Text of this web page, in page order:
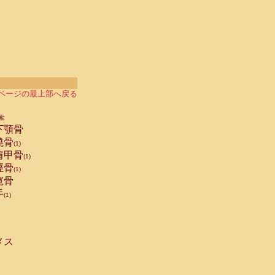
ージの最上部へ戻る
顎骨
骨(1)
甲骨(1)
骨(1)
骨
(1)
ス